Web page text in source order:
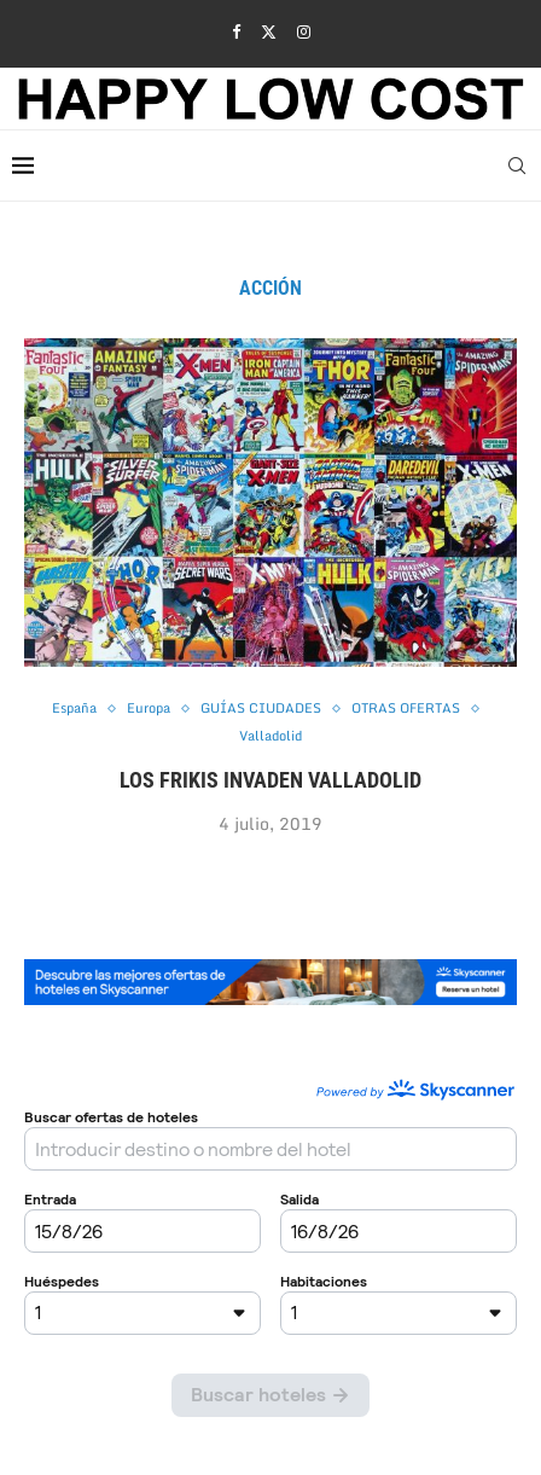
ACCIÓN
España Europa GUÍAS CIUDADES
OTRAS OFERTAS
Valladolid
LOS FRIKIS INVADEN VALLADOLID
4 julio, 2019